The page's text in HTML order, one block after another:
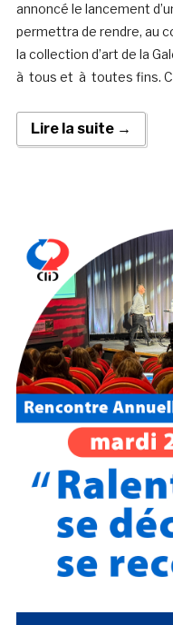
annoncé le lancement
permettra de rendre, au
la collection d’art de la
à tous et à toutes fins.
Lire la suite →